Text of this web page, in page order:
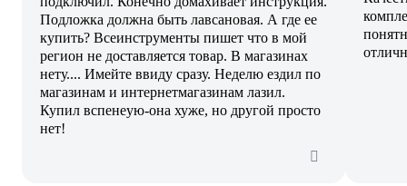
Подложка должна быть лавсановая. А где ее
купить? Всеинструменты пишет что в мой
регион не доставляется товар. В магазинах
нету.... Имейте ввиду сразу. Неделю ездил по
магазинам и интернетмагазинам лазил.
Купил вспенеую-она хуже, но другой просто
нет!